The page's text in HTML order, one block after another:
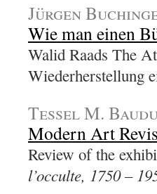
Jürgen
Wie man einen
Walid Raads The
Wiederherstellung
Tessel M.
Modern Art
Review of the
l’occulte, 1750 –